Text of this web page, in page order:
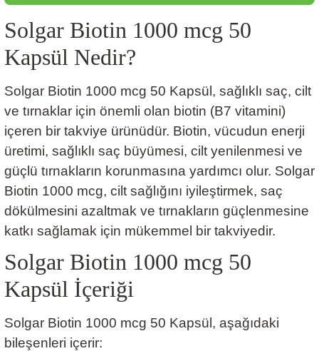
Solgar Biotin 1000 mcg 50
Kapsül Nedir?
Solgar Biotin 1000 mcg 50 Kapsül, sağlıklı saç, cilt
ve tırnaklar için önemli olan biotin (B7 vitamini)
içeren bir takviye ürünüdür. Biotin, vücudun enerji
üretimi, sağlıklı saç büyümesi, cilt yenilenmesi ve
güçlü tırnakların korunmasına yardımcı olur. Solgar
Biotin 1000 mcg, cilt sağlığını iyileştirmek, saç
dökülmesini azaltmak ve tırnakların güçlenmesine
katkı sağlamak için mükemmel bir takviyedir.
Solgar Biotin 1000 mcg 50
Kapsül İçeriği
Solgar Biotin 1000 mcg 50 Kapsül, aşağıdaki
bileşenleri içerir: